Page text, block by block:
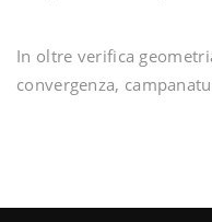
In oltre verifica
convergenza,